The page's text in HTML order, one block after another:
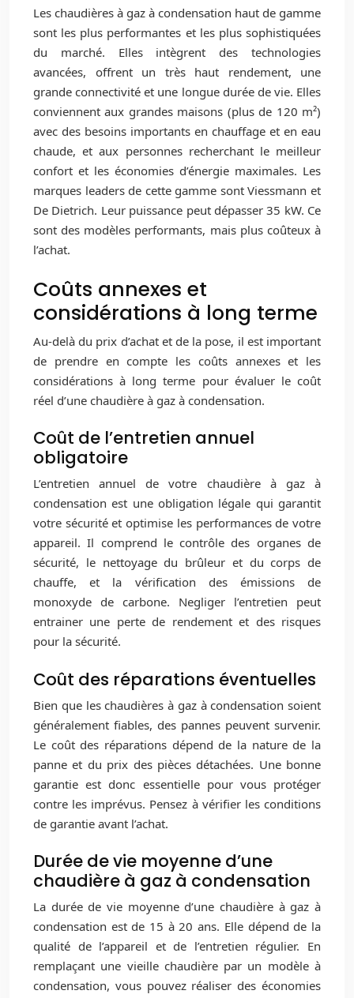
Les chaudières à gaz à condensation haut de gamme
sont les plus performantes et les plus sophistiquées
du marché. Elles intègrent des technologies
avancées, offrent un très haut rendement, une
grande connectivité et une longue durée de vie. Elles
conviennent aux grandes maisons (plus de 120 m²)
avec des besoins importants en chauffage et en eau
chaude, et aux personnes recherchant le meilleur
confort et les économies d’énergie maximales. Les
marques leaders de cette gamme sont Viessmann et
De Dietrich. Leur puissance peut dépasser 35 kW. Ce
sont des modèles performants, mais plus coûteux à
l’achat.
Coûts annexes et
considérations à long terme
Au-delà du prix d’achat et de la pose, il est important
de prendre en compte les coûts annexes et les
considérations à long terme pour évaluer le coût
réel d’une chaudière à gaz à condensation.
Coût de l’entretien annuel
obligatoire
L’entretien annuel de votre chaudière à gaz à
condensation est une obligation légale qui garantit
votre sécurité et optimise les performances de votre
appareil. Il comprend le contrôle des organes de
sécurité, le nettoyage du brûleur et du corps de
chauffe, et la vérification des émissions de
monoxyde de carbone. Negliger l’entretien peut
entrainer une perte de rendement et des risques
pour la sécurité.
Coût des réparations éventuelles
Bien que les chaudières à gaz à condensation soient
généralement fiables, des pannes peuvent survenir.
Le coût des réparations dépend de la nature de la
panne et du prix des pièces détachées. Une bonne
garantie est donc essentielle pour vous protéger
contre les imprévus. Pensez à vérifier les conditions
de garantie avant l’achat.
Durée de vie moyenne d’une
chaudière à gaz à condensation
La durée de vie moyenne d’une chaudière à gaz à
condensation est de 15 à 20 ans. Elle dépend de la
qualité de l’appareil et de l’entretien régulier. En
remplaçant une vieille chaudière par un modèle à
condensation, vous pouvez réaliser des économies